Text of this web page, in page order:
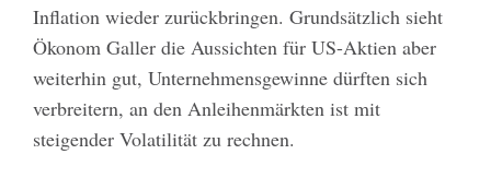
Inflation wieder zurückbringen. Grundsätzlich sieht
Ökonom Galler die Aussichten für US-Aktien aber
weiterhin gut, Unternehmensgewinne dürften sich
verbreitern, an den Anleihenmärkten ist mit
steigender Volatilität zu rechnen.